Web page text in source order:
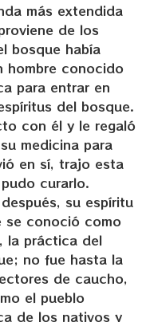
más extendida
de los
bosque había
hombre conocido
para entrar en
del bosque.
con él y le regaló
medicina para
en sí, trajo esta
curarlo.
su espíritu
se conoció como
la práctica del
no fue hasta la
de caucho,
el pueblo
de los nativos y